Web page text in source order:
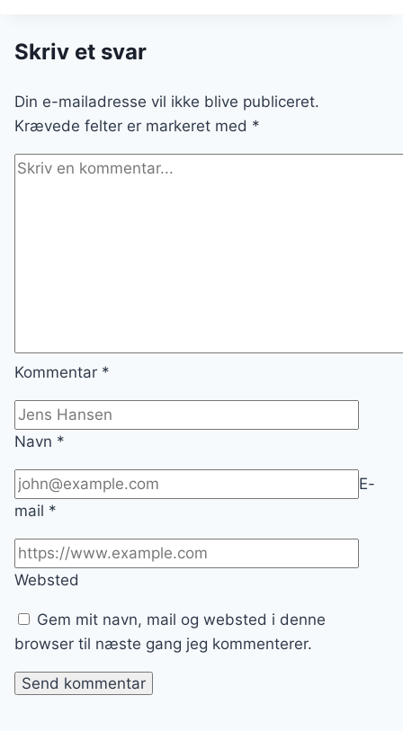
OG
KRYDDERIER
Skriv et svar
Din e-mailadresse vil ikke blive publiceret.
Krævede felter er markeret med *
Kommentar *
Navn *
E-
mail *
Websted
Gem mit navn, mail og websted i denne
browser til næste gang jeg kommenterer.